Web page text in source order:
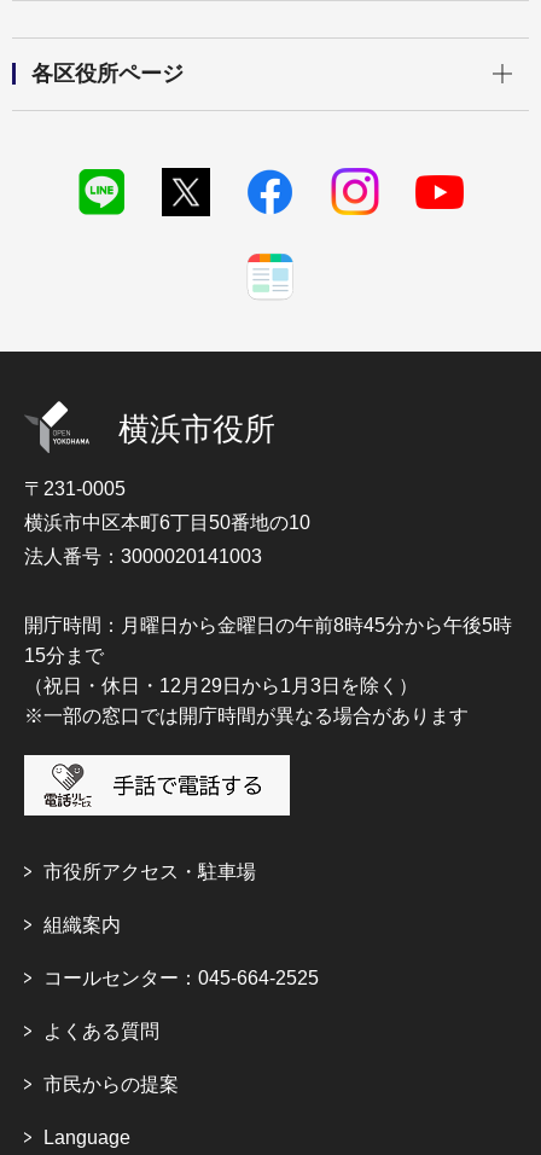
各区役所ページ
横浜市役所
〒231-0005
横浜市中区本町6丁目50番地の10
法人番号：3000020141003
開庁時間：月曜日から金曜日の午前8時45分から午後5時
15分まで
（祝日・休日・12月29日から1月3日を除く）
※一部の窓口では開庁時間が異なる場合があります
市役所アクセス・駐車場
組織案内
コールセンター：045-664-2525
よくある質問
市民からの提案
Language